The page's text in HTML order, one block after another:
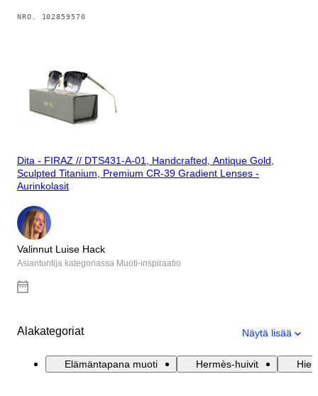
NRO. 102859570
Dita - FIRAZ // DTS431-A-01, Handcrafted, Antique Gold,
Sculpted Titanium, Premium CR-39 Gradient Lenses -
Aurinkolasit
Valinnut Luise Hack
Asiantuntija kategoriassa Muoti-inspiraatio
Alakategoriat Näytä lisää
Elämäntapana muoti Hermès-huivit